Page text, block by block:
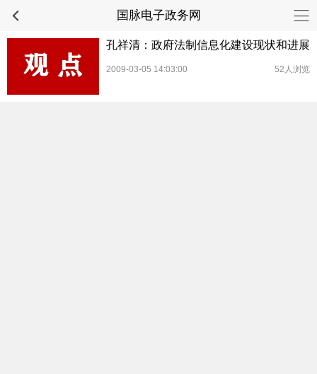
国脉电子政务网
孔祥清：政府法制信息化建设现状和进展
2009-03-05 14:03:00 52人浏览